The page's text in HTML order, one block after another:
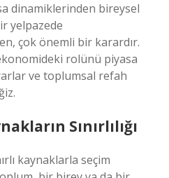
dinamiklerinden bireysel
yelpazede
çok önemli bir karardır.
rolünü piyasa
ve toplumsal refah
Sınırlılığı
kaynaklarla seçim